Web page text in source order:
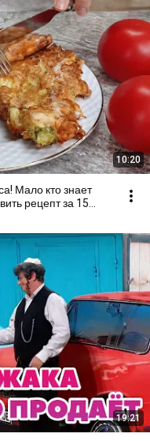
10:20
Мало кто знает
рецепт за 15
19:21